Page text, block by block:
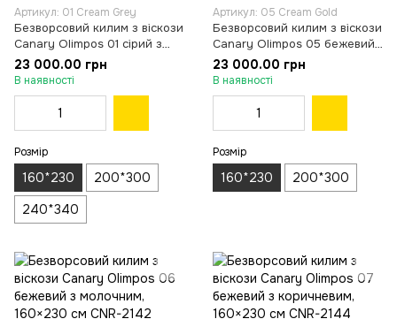
Артикул: 01 Cream Grey
Безворсовий килим з віскози
Canary Olimpos 01 сірий з
молочним, 160×230 см
23 000.00 грн
В наявності
Розмір
160*230
200*300
240*340
Артикул: 05 Cream Gold
Безворсовий килим з віскози
Canary Olimpos 05 бежевий
з чорним, 160×230 см
23 000.00 грн
В наявності
Розмір
160*230 200*300